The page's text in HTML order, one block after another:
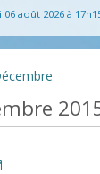
06 août 2026 à